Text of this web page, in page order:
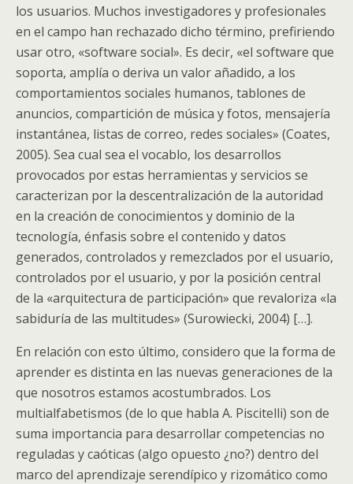
los usuarios. Muchos investigadores y profesionales
en el campo han rechazado dicho término, prefiriendo
usar otro, «software social». Es decir, «el software que
soporta, amplía o deriva un valor añadido, a los
comportamientos sociales humanos, tablones de
anuncios, compartición de música y fotos, mensajería
instantánea, listas de correo, redes sociales» (Coates,
2005). Sea cual sea el vocablo, los desarrollos
provocados por estas herramientas y servicios se
caracterizan por la descentralización de la autoridad
en la creación de conocimientos y dominio de la
tecnología, énfasis sobre el contenido y datos
generados, controlados y remezclados por el usuario,
controlados por el usuario, y por la posición central
de la «arquitectura de participación» que revaloriza «la
sabiduría de las multitudes» (Surowiecki, 2004) […].
En relación con esto último, considero que la forma de
aprender es distinta en las nuevas generaciones de la
que nosotros estamos acostumbrados. Los
multialfabetismos (de lo que habla A. Piscitelli) son de
suma importancia para desarrollar competencias no
reguladas y caóticas (algo opuesto ¿no?) dentro del
marco del aprendizaje serendípico y rizomático como